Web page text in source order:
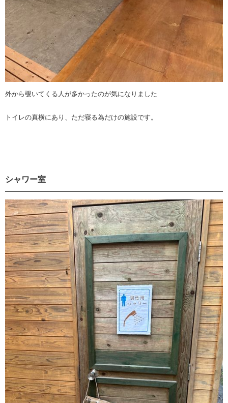
外から覗いてくる人が多かったのが気になりました
トイレの真横にあり、ただ寝る為だけの施設です。
シャワー室